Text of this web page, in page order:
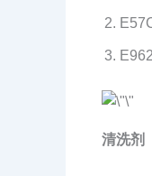
清洗剂